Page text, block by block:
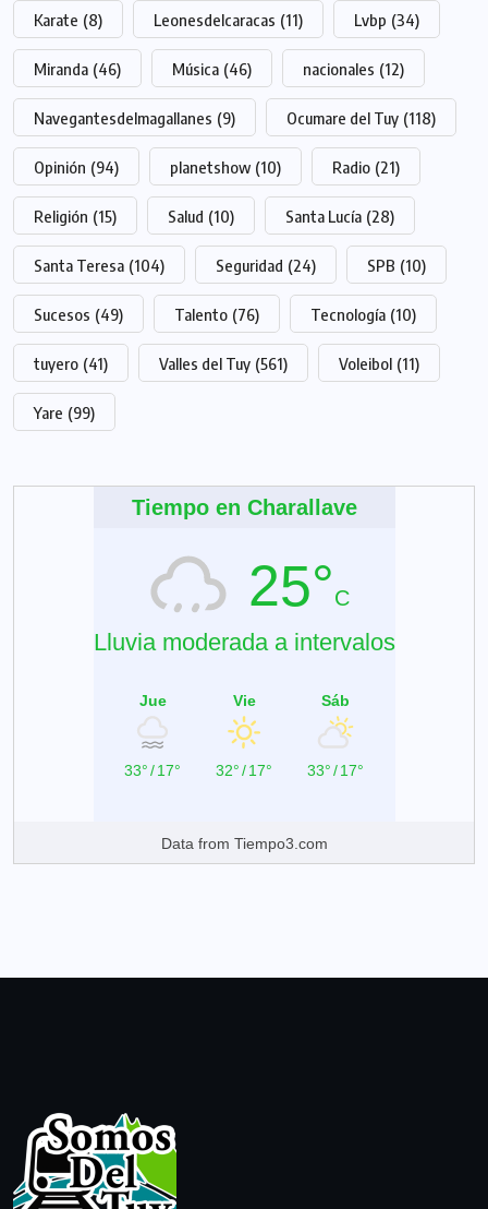
Karate (8) Leonesdelcaracas (11) Lvbp (34)
Miranda (46) Música (46) nacionales (12)
Navegantesdelmagallanes (9) Ocumare del Tuy (118)
Opinión (94) planetshow (10) Radio (21)
Religión (15) Salud (10) Santa Lucía (28)
Santa Teresa (104) Seguridad (24) SPB (10)
Sucesos (49) Talento (76) Tecnología (10)
tuyero (41) Valles del Tuy (561) Voleibol (11)
Yare (99)
Tiempo en Charallave
25°C
Lluvia moderada a intervalos
Jue
33°/17°
Vie
32°/17°
Sáb
33°/17°
Data from Tiempo3.com